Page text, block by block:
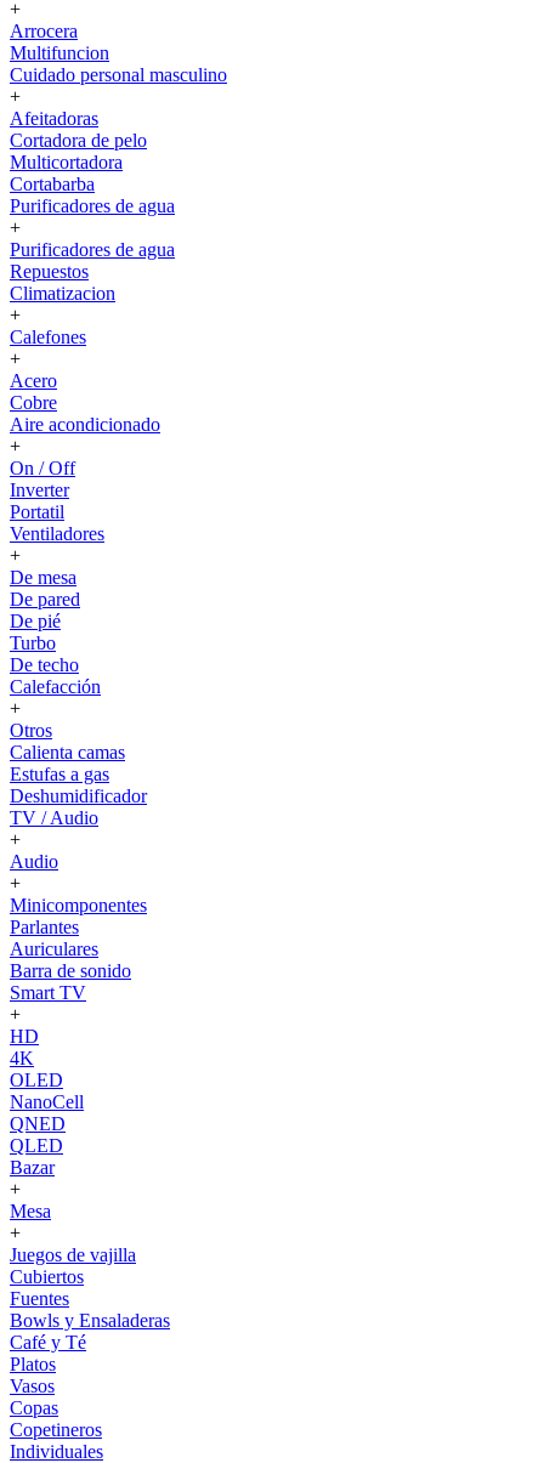
+
Arrocera
Multifuncion
Cuidado personal masculino
+
Afeitadoras
Cortadora de pelo
Multicortadora
Cortabarba
Purificadores de agua
+
Purificadores de agua
Repuestos
Climatizacion
+
Calefones
+
Acero
Cobre
Aire acondicionado
+
On / Off
Inverter
Portatil
Ventiladores
+
De mesa
De pared
De pié
Turbo
De techo
Calefacción
+
Otros
Calienta camas
Estufas a gas
Deshumidificador
TV / Audio
+
Audio
+
Minicomponentes
Parlantes
Auriculares
Barra de sonido
Smart TV
+
HD
4K
OLED
NanoCell
QNED
QLED
Bazar
+
Mesa
+
Juegos de vajilla
Cubiertos
Fuentes
Bowls y Ensaladeras
Café y Té
Platos
Vasos
Copas
Copetineros
Individuales